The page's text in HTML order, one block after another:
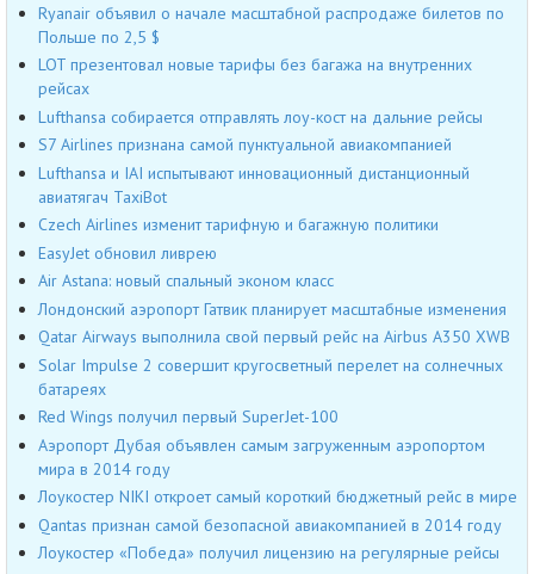
Ryanair объявил о начале масштабной распродаже билетов по
Польше по 2,5 $
LOT презентовал новые тарифы без багажа на внутренних
рейсах
Lufthansa собирается отправлять лоу-кост на дальние рейсы
S7 Airlines признана самой пунктуальной авиакомпанией
Lufthansa и IAI испытывают инновационный дистанционный
авиатягач TaxiBot
Czech Airlines изменит тарифную и багажную политики
EasyJet обновил ливрею
Air Astana: новый спальный эконом класс
Лондонский аэропорт Гатвик планирует масштабные изменения
Qatar Airways выполнила свой первый рейс на Airbus A350 XWB
Solar Impulse 2 совершит кругосветный перелет на солнечных
батареях
Red Wings получил первый SuperJet-100
Аэропорт Дубая объявлен самым загруженным аэропортом
мира в 2014 году
Лоукостер NIKI откроет самый короткий бюджетный рейс в мире
Qantas признан самой безопасной авиакомпанией в 2014 году
Лоукостер «Победа» получил лицензию на регулярные рейсы